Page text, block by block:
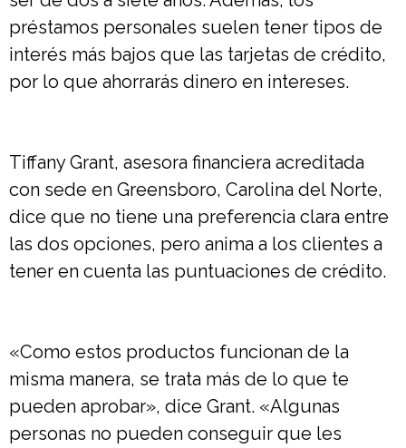
préstamos personales suelen tener tipos de
interés más bajos que las tarjetas de crédito,
por lo que ahorrarás dinero en intereses.
Tiffany Grant, asesora financiera acreditada
con sede en Greensboro, Carolina del Norte,
dice que no tiene una preferencia clara entre
las dos opciones, pero anima a los clientes a
tener en cuenta las puntuaciones de crédito.
«Como estos productos funcionan de la
misma manera, se trata más de lo que te
pueden aprobar», dice Grant. «Algunas
personas no pueden conseguir que les